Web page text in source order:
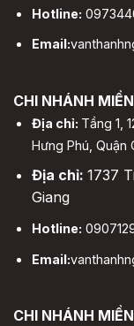
Hotline:
Email:
CHI NHÁNH
Địa chỉ: Tầng 1,
Hưng Phú, Quận
Địa chỉ: 1737
Giang
Hotline:
Email:
CHI NHÁNH